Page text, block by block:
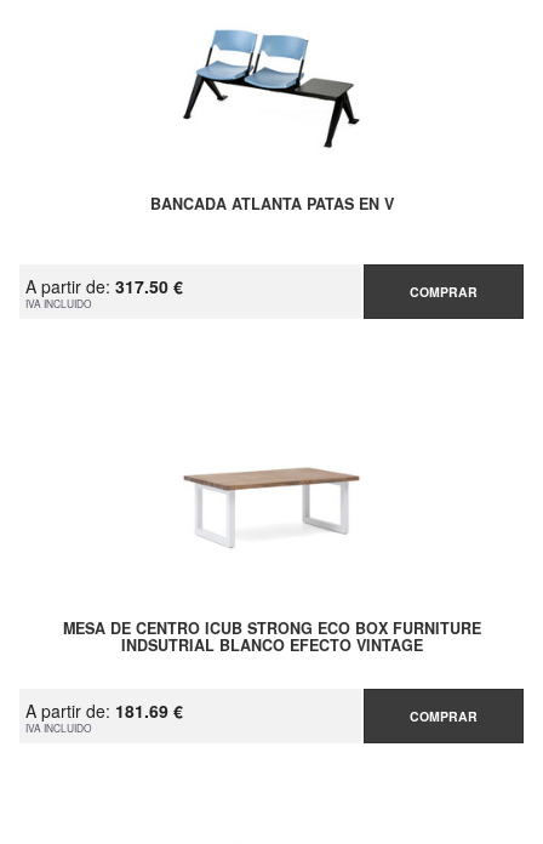
BANCADA ATLANTA PATAS EN V
A partir de: 317.50 €
IVA INCLUIDO
COMPRAR
MESA DE CENTRO ICUB STRONG ECO BOX FURNITURE
INDSUTRIAL BLANCO EFECTO VINTAGE
A partir de: 181.69 €
IVA INCLUIDO
COMPRAR